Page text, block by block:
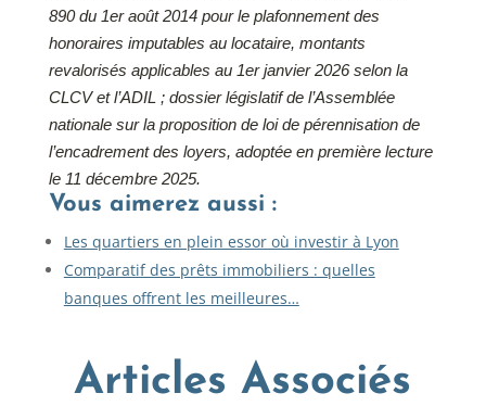
890 du 1er août 2014 pour le plafonnement des
honoraires imputables au locataire, montants
revalorisés applicables au 1er janvier 2026 selon la
CLCV et l’ADIL ; dossier législatif de l’Assemblée
nationale sur la proposition de loi de pérennisation de
l’encadrement des loyers, adoptée en première lecture
le 11 décembre 2025.
Vous aimerez aussi :
Les quartiers en plein essor où investir à Lyon
Comparatif des prêts immobiliers : quelles
banques offrent les meilleures…
Articles Associés